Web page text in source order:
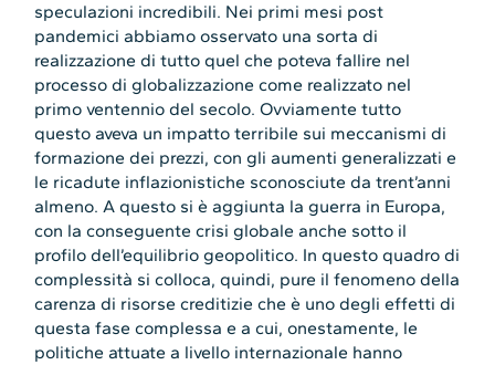
speculazioni incredibili. Nei primi mesi post
pandemici abbiamo osservato una sorta di
realizzazione di tutto quel che poteva fallire nel
processo di globalizzazione come realizzato nel
primo ventennio del secolo. Ovviamente tutto
questo aveva un impatto terribile sui meccanismi di
formazione dei prezzi, con gli aumenti generalizzati e
le ricadute inflazionistiche sconosciute da trent’anni
almeno. A questo si è aggiunta la guerra in Europa,
con la conseguente crisi globale anche sotto il
profilo dell’equilibrio geopolitico. In questo quadro di
complessità si colloca, quindi, pure il fenomeno della
carenza di risorse creditizie che è uno degli effetti di
questa fase complessa e a cui, onestamente, le
politiche attuate a livello internazionale hanno